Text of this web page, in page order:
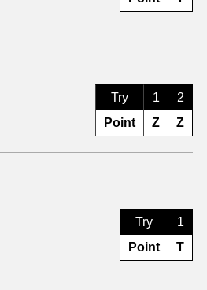
Try
Point
1
Z
2
Z
Try
Point
1
T